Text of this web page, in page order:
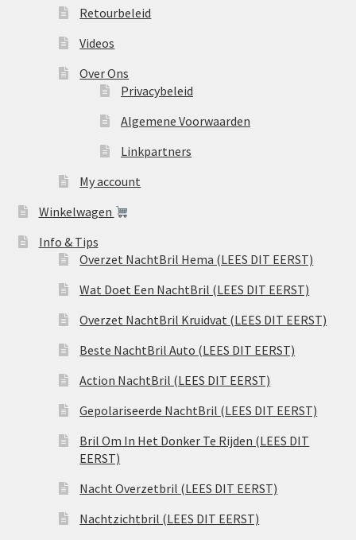
Retourbeleid
Videos
Over Ons
Privacybeleid
Algemene Voorwaarden
Linkpartners
My account
Winkelwagen
Info & Tips
Overzet NachtBril Hema (LEES DIT EERST)
Wat Doet Een NachtBril (LEES DIT EERST)
Overzet NachtBril Kruidvat (LEES DIT EERST)
Beste NachtBril Auto (LEES DIT EERST)
Action NachtBril (LEES DIT EERST)
Gepolariseerde NachtBril (LEES DIT EERST)
Bril Om In Het Donker Te Rijden (LEES DIT
EERST)
Nacht Overzetbril (LEES DIT EERST)
Nachtzichtbril (LEES DIT EERST)